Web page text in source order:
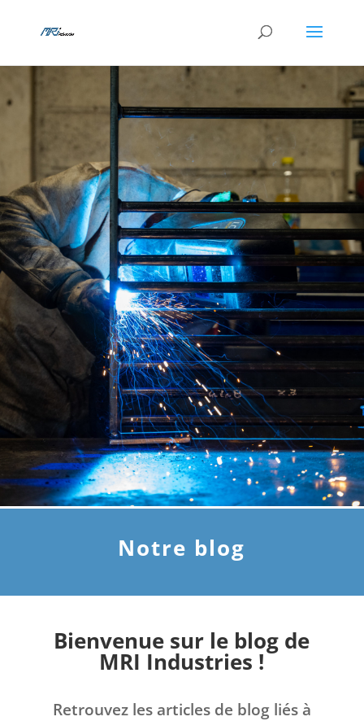
Notre blog
Bienvenue sur le blog de
MRI Industries !
Retrouvez les articles de blog liés à